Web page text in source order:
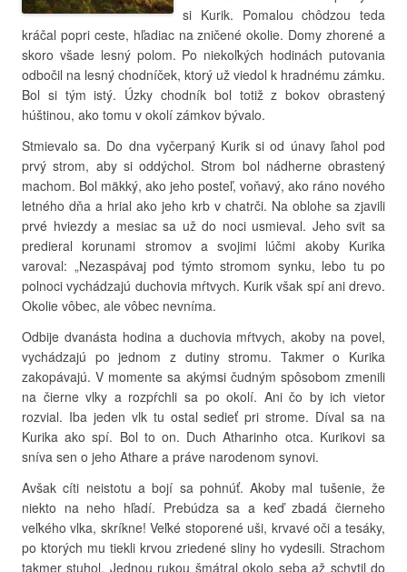
si Kurik. Pomalou chôdzou teda
kráčal popri ceste, hľadiac na zničené okolie. Domy zhorené a
skoro všade lesný polom. Po niekoľkých hodinách putovania
odbočil na lesný chodníček, ktorý už viedol k hradnému zámku.
Bol si tým istý. Úzky chodník bol totiž z bokov obrastený
húštinou, ako tomu v okolí zámkov bývalo.
Stmievalo sa. Do dna vyčerpaný Kurik si od únavy ľahol pod
prvý strom, aby si oddýchol. Strom bol nádherne obrastený
machom. Bol mäkký, ako jeho posteľ, voňavý, ako ráno nového
letného dňa a hrial ako jeho krb v chatrči. Na oblohe sa zjavili
prvé hviezdy a mesiac sa už do noci usmieval. Jeho svit sa
predieral korunami stromov a svojimi lúčmi akoby Kurika
varoval: „Nezaspávaj pod týmto stromom synku, lebo tu po
polnoci vychádzajú duchovia mŕtvych. Kurik však spí ani drevo.
Okolie vôbec, ale vôbec nevníma.
Odbije dvanásta hodina a duchovia mŕtvych, akoby na povel,
vychádzajú po jednom z dutiny stromu. Takmer o Kurika
zakopávajú. V momente sa akýmsi čudným spôsobom zmenili
na čierne vlky a rozpŕchli sa po okolí. Ani čo by ich vietor
rozvial. Iba jeden vlk tu ostal sedieť pri strome. Díval sa na
Kurika ako spí. Bol to on. Duch Atharinho otca. Kurikovi sa
sníva sen o jeho Athare a práve narodenom synovi.
Avšak cíti neistotu a bojí sa pohnúť. Akoby mal tušenie, že
niekto na neho hľadí. Prebúdza sa a keď zbadá čierneho
veľkého vlka, skríkne! Veľké stoporené uši, krvavé oči a tesáky,
po ktorých mu tiekli krvou zriedené sliny ho vydesili. Strachom
takmer stuhol. Jednou rukou šmátral okolo seba až schytil do